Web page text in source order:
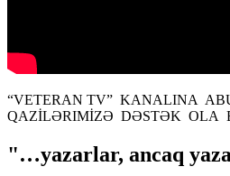
“VETERAN TV” KANALINA
QAZİLƏRIMİZƏ DƏSTƏK OLA
"…yazarlar, ancaq